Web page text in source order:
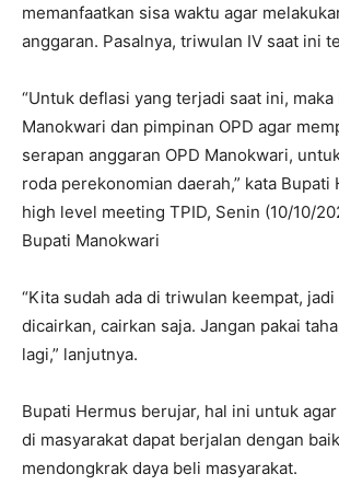
memanfaatkan sisa waktu agar
anggaran. Pasalnya, triwulan IV saat ini
“Untuk deflasi yang terjadi saat ini, maka
Manokwari dan pimpinan OPD agar
serapan anggaran OPD Manokwari,
roda perekonomian daerah,” kata Bupati
high level meeting TPID, Senin (10/10/
Bupati Manokwari
“Kita sudah ada di triwulan keempat,
dicairkan, cairkan saja. Jangan pakai
lagi,” lanjutnya.
Bupati Hermus berujar, hal ini untuk
di masyarakat dapat berjalan dengan
mendongkrak daya beli masyarakat.